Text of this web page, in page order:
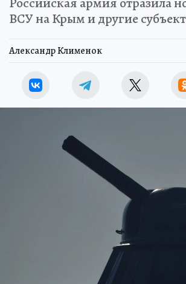
ВСУ на Крым и другие
Александр Клименок